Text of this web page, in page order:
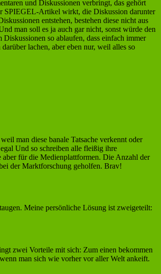
und Diskussionen verbringt, das gehört
SPIEGEL-Artikel wirkt, die Diskussion darunter
entstehen, bestehen diese nicht aus
man soll es ja auch gar nicht, sonst würde den
Diskussionen so ablaufen, dass einfach immer
lachen, aber eben nur, weil alles so
man diese banale Tatsache verkennt oder
Und so schreiben alle fleißig ihre
für die Medienplattformen. Die Anzahl der
der Marktforschung geholfen. Brav!
Meine persönliche Lösung ist zweigeteilt:
zwei Vorteile mit sich: Zum einen bekommen
man sich wie vorher vor aller Welt ankeift.